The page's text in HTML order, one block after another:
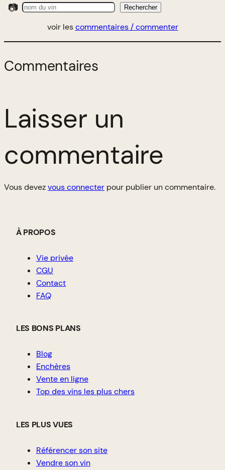
📷 Rechercher
voir lescommentaires / commenter
Commentaires
Laisser un
commentaire
Vous devezvous connecter pour publier un commentaire.
À PROPOS
Vie privée
CGU
Contact
FAQ
LES BONS PLANS
Blog
Enchères
Vente en ligne
Top des vins les plus chers
LES PLUS VUES
Référencer son site
Vendre son vin